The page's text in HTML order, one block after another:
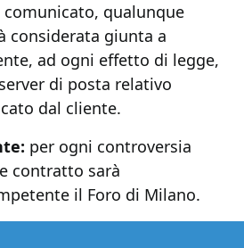
comunicato, qualunque
considerata giunta a
ad ogni effetto di legge,
di posta relativo
dal cliente.
per ogni controversia
contratto sarà
il Foro di Milano.